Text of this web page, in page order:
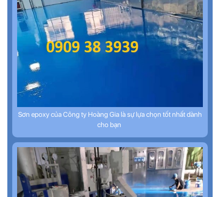
Sơn epoxy của Công ty Hoàng Gia là sự lựa chọn tốt nhất dành
cho bạn